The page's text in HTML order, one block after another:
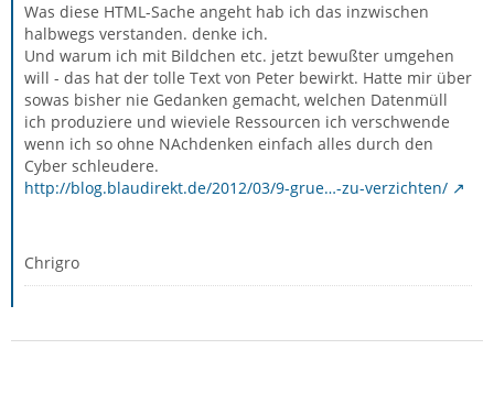
Was diese HTML-Sache angeht hab ich das inzwischen
halbwegs verstanden. denke ich.
Und warum ich mit Bildchen etc. jetzt bewußter umgehen
will - das hat der tolle Text von Peter bewirkt. Hatte mir über
sowas bisher nie Gedanken gemacht, welchen Datenmüll
ich produziere und wieviele Ressourcen ich verschwende
wenn ich so ohne NAchdenken einfach alles durch den
Cyber schleudere.
http://blog.blaudirekt.de/2012/03/9-grue…-zu-verzichten/
Chrigro